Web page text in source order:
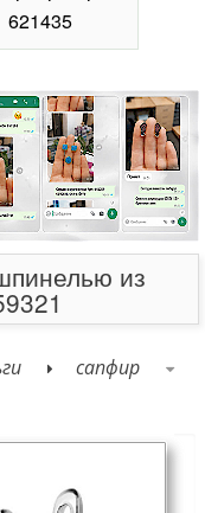
621435
из
сапфир